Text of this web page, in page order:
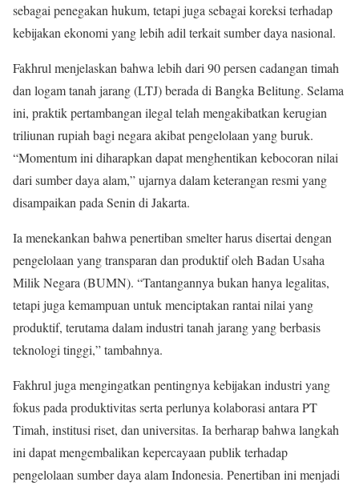
sebagai penegakan hukum, tetapi juga sebagai koreksi terhadap
kebijakan ekonomi yang lebih adil terkait sumber daya nasional.
Fakhrul menjelaskan bahwa lebih dari 90 persen cadangan timah
dan logam tanah jarang (LTJ) berada di Bangka Belitung. Selama
ini, praktik pertambangan ilegal telah mengakibatkan kerugian
triliunan rupiah bagi negara akibat pengelolaan yang buruk.
“Momentum ini diharapkan dapat menghentikan kebocoran nilai
dari sumber daya alam,” ujarnya dalam keterangan resmi yang
disampaikan pada Senin di Jakarta.
Ia menekankan bahwa penertiban smelter harus disertai dengan
pengelolaan yang transparan dan produktif oleh Badan Usaha
Milik Negara (BUMN). “Tantangannya bukan hanya legalitas,
tetapi juga kemampuan untuk menciptakan rantai nilai yang
produktif, terutama dalam industri tanah jarang yang berbasis
teknologi tinggi,” tambahnya.
Fakhrul juga mengingatkan pentingnya kebijakan industri yang
fokus pada produktivitas serta perlunya kolaborasi antara PT
Timah, institusi riset, dan universitas. Ia berharap bahwa langkah
ini dapat mengembalikan kepercayaan publik terhadap
pengelolaan sumber daya alam Indonesia. Penertiban ini menjadi